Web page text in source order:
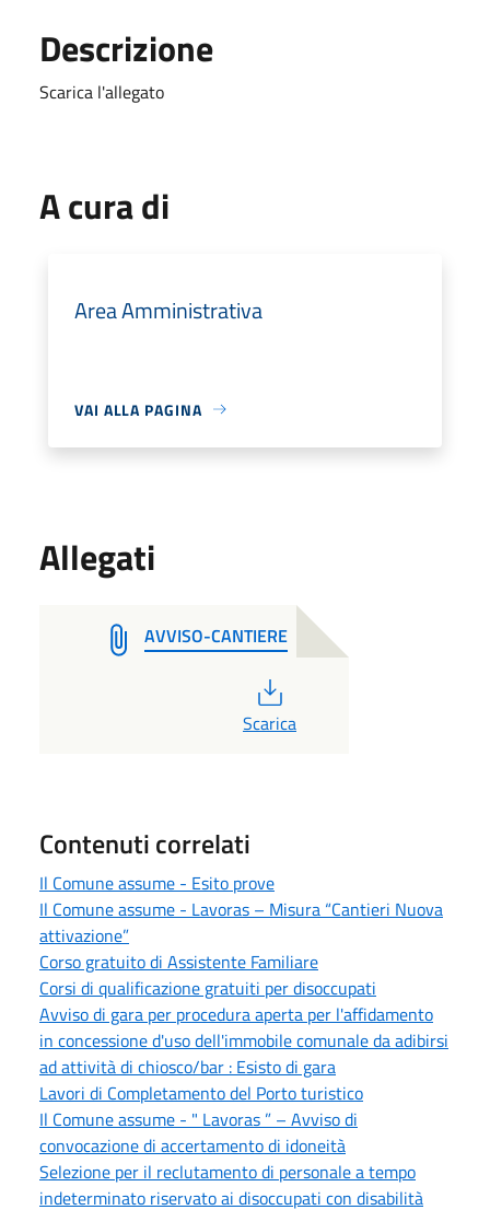
Descrizione
Scarica l'allegato
A cura di
Area Amministrativa
VAI ALLA PAGINA
Allegati
AVVISO-CANTIERE
Scarica
Contenuti correlati
Il Comune assume - Esito prove
Il Comune assume - Lavoras – Misura “Cantieri Nuova
attivazione”
Corso gratuito di Assistente Familiare
Corsi di qualificazione gratuiti per disoccupati
Avviso di gara per procedura aperta per l'affidamento
in concessione d'uso dell'immobile comunale da adibirsi
ad attività di chiosco/bar : Esisto di gara
Lavori di Completamento del Porto turistico
Il Comune assume - " Lavoras ” – Avviso di
convocazione di accertamento di idoneità
Selezione per il reclutamento di personale a tempo
indeterminato riservato ai disoccupati con disabilità